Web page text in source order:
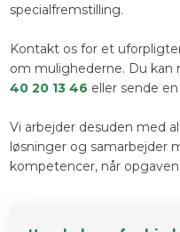
specialfremstilling.
Kontakt os for et
om mulighederne. Du kan
40 20 13 46 eller sende
Vi arbejder desuden med
løsninger og samarbejder
kompetencer, når